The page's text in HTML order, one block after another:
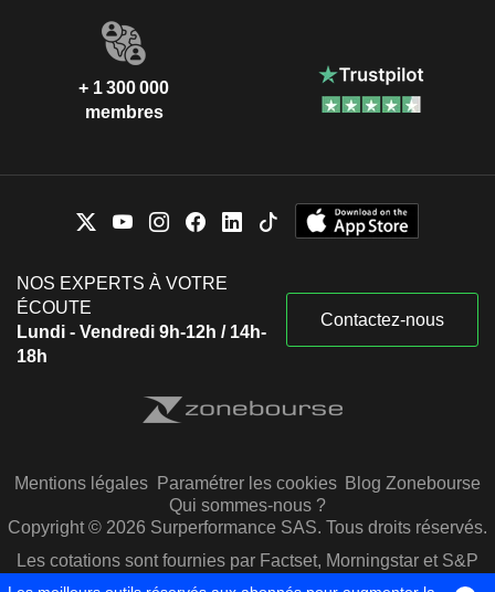
+ 1 300 000
membres
NOS EXPERTS À VOTRE
ÉCOUTE
Lundi - Vendredi 9h-12h / 14h-
18h
Contactez-nous
Mentions légales Paramétrer les cookies Blog Zonebourse
Qui sommes-nous ?
Copyright © 2026 Surperformance SAS. Tous droits réservés.
Les cotations sont fournies par Factset, Morningstar et S&P
Capital IQ